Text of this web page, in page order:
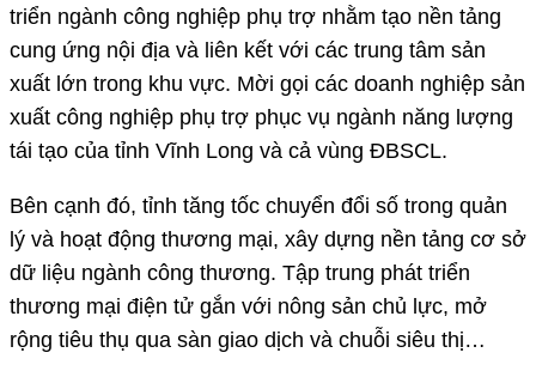
triển ngành công nghiệp phụ trợ nhằm tạo nền tảng
cung ứng nội địa và liên kết với các trung tâm sản
xuất lớn trong khu vực. Mời gọi các doanh nghiệp sản
xuất công nghiệp phụ trợ phục vụ ngành năng lượng
tái tạo của tỉnh Vĩnh Long và cả vùng ĐBSCL.
Bên cạnh đó, tỉnh tăng tốc chuyển đổi số trong quản
lý và hoạt động thương mại, xây dựng nền tảng cơ sở
dữ liệu ngành công thương. Tập trung phát triển
thương mại điện tử gắn với nông sản chủ lực, mở
rộng tiêu thụ qua sàn giao dịch và chuỗi siêu thị…